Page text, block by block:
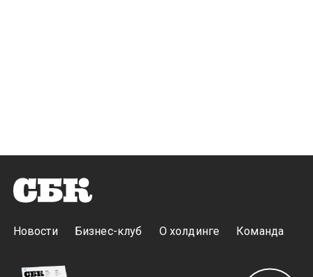
Новости Бизнес-клуб О холдинге Команда